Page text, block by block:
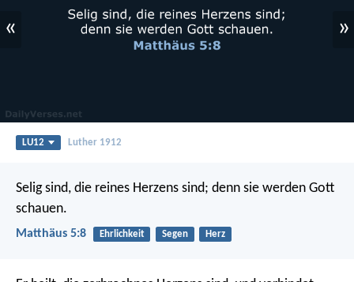
« »
LU12 Luther 1912
Selig sind, die reines Herzens sind; denn sie werden Gott
schauen.
Matthäus 5:8 Ehrlichkeit Segen Herz